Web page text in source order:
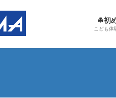
☘初
こども体